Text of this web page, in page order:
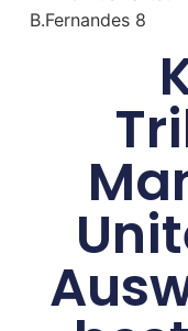
B.Fernandes 8